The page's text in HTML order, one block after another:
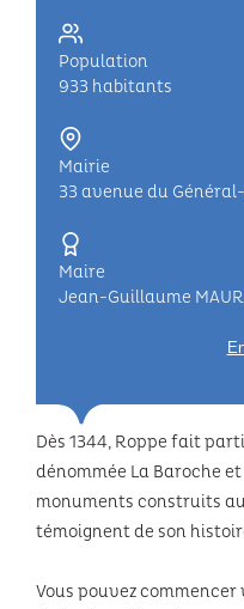
Population
933 habitants
Mairie
33 avenue du
Maire
Jean-Guillaume
Dès 1344, Roppe fait
dénommée La Baroche
monuments construits
témoignent de son
Vous pouvez